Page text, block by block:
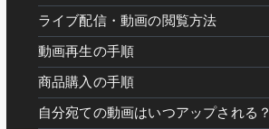
ライブ配信・動画の閲覧方法
動画再生の手順
商品購入の手順
自分宛ての動画はいつアップされる？